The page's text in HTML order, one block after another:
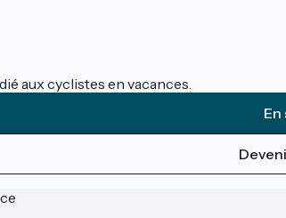
aux cyclistes en vacances.
En